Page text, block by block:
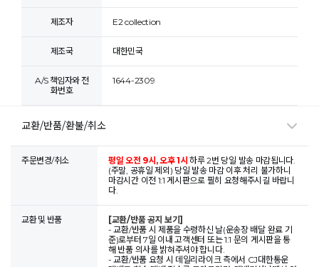
제조자 E2 collection
제조국 대한민국
A/S 책임자와 전
화번호
1644-2309
교환/반품/환불/취소
주문변경/취소 평일 오전 9시, 오후 1시하루 2번 당일 발송 마감됩니다.
(주말, 공휴일 제외) 당일 발송 마감 이후 처리 불가하니
마감시간 이전 1:1 게시판으로 필히 요청해주시길 바랍니
다.
교환 및 반품
[교환/반품 공지 보기]
- 교환/반품 시 제품을 수령하신 날(운송장 배달 완료 기
준)로부터 7일 이내 고객센터 또는 1:1 문의 게시판을 통
해 반품 의사를 밝혀주셔야 합니다.
- 교환/반품 요청 시 데일리라이크 측에서 CJ대한통운